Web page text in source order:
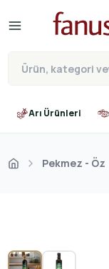
Arı Ürünleri
Pekmez - Öz